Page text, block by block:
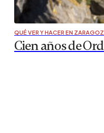
QUÉ VER Y HACER EN
Cien años de